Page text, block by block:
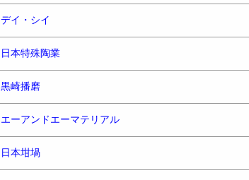
デイ・シイ
日本特殊陶業
黒崎播磨
エーアンドエーマテリアル
日本坩堝